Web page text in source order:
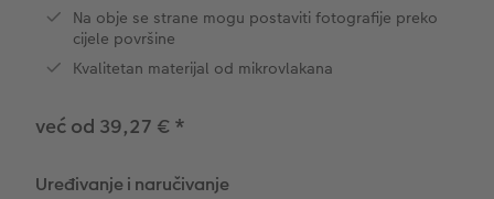
Kutije za pohranu fotografija
Foto paketi
Fotonaljepnica
CEWE TRENUTNI ISPIS FOTOGRAFIJA
Hexxas
Fotografija na drvu
Višedijelne zidne dekoracije
Foto kolaži
Umjetničke fotografije
Foto kalendari
CEWE FOTOKNJIGA Kids
Na obje se strane mogu postaviti fotografije preko
cijele površine
Kvalitetan materijal od mikrovlakana
već od 39,27 € *
Uređivanje i naručivanje